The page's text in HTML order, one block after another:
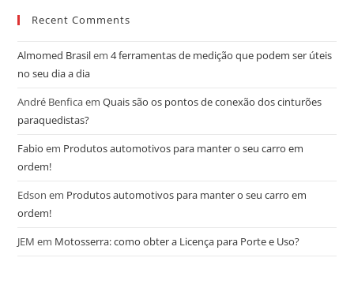
Recent Comments
Almomed Brasilem4 ferramentas de medição que podem ser úteis
no seu dia a dia
André BenficaemQuais são os pontos de conexão dos cinturões
paraquedistas?
Fabio em Produtos automotivos para manter o seu carro em
ordem!
Edson em Produtos automotivos para manter o seu carro em
ordem!
JEM em Motosserra: como obter a Licença para Porte e Uso?